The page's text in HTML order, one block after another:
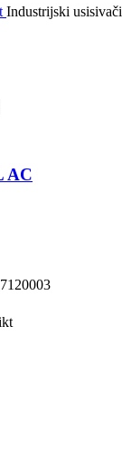
Industrijski usisivači
AC